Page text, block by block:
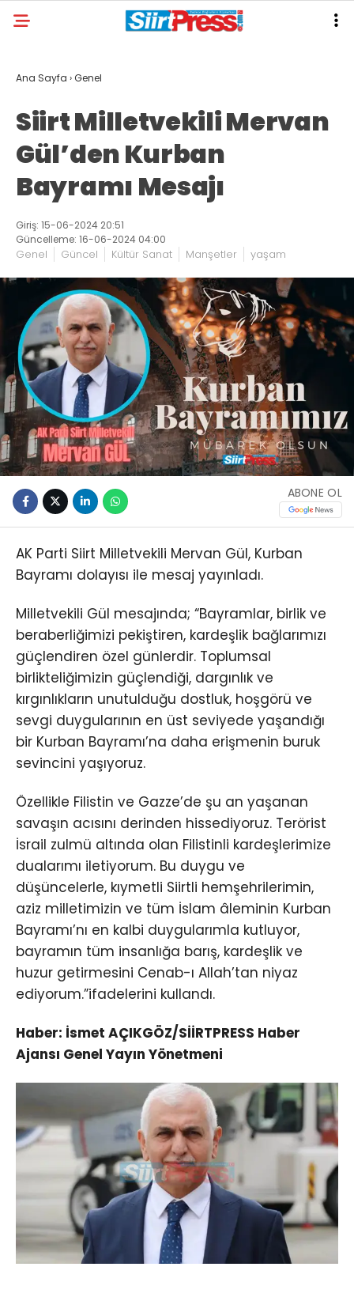
Ana Sayfa ›Genel
Siirt Milletvekili Mervan
Gül’den Kurban
Bayramı Mesajı
Giriş: 15-06-2024 20:51
Güncelleme: 16-06-2024 04:00
Genel Güncel Kültür Sanat Manşetler yaşam
ABONE OL
AK Parti Siirt Milletvekili Mervan Gül, Kurban
Bayramı dolayısı ile mesaj yayınladı.
Milletvekili Gül mesajında; “Bayramlar, birlik ve
beraberliğimizi pekiştiren, kardeşlik bağlarımızı
güçlendiren özel günlerdir. Toplumsal
birlikteliğimizin güçlendiği, dargınlık ve
kırgınlıkların unutulduğu dostluk, hoşgörü ve
sevgi duygularının en üst seviyede yaşandığı
bir Kurban Bayramı’na daha erişmenin buruk
sevincini yaşıyoruz.
Özellikle Filistin ve Gazze’de şu an yaşanan
savaşın acısını derinden hissediyoruz. Terörist
İsrail zulmü altında olan Filistinli kardeşlerimize
dualarımı iletiyorum. Bu duygu ve
düşüncelerle, kıymetli Siirtli hemşehrilerimin,
aziz milletimizin ve tüm İslam âleminin Kurban
Bayramı’nı en kalbi duygularımla kutluyor,
bayramın tüm insanlığa barış, kardeşlik ve
huzur getirmesini Cenab-ı Allah’tan niyaz
ediyorum.”ifadelerini kullandı.
Haber: İsmet AÇIKGÖZ/SİİRTPRESS Haber
Ajansı Genel Yayın Yönetmeni